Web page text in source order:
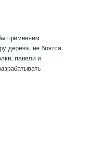
применяем
дерева, не боятся
панели и